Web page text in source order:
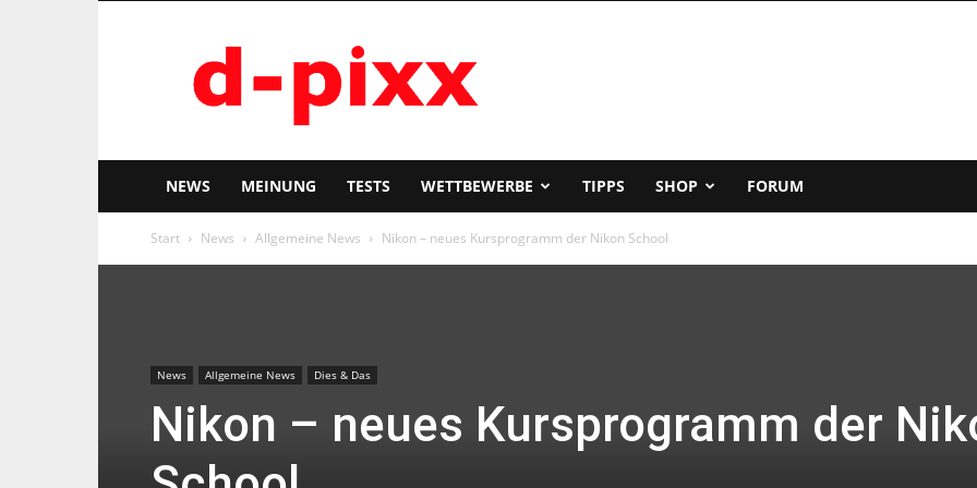
pixx
NEWS MEINUNG TESTS WETTBEWERBE TIPPS SHOP FORUM
Start News Allgemeine News Nikon – neues Kursprogramm der Nikon School
News Allgemeine News Dies & Das
Nikon – neues Kursprogramm der